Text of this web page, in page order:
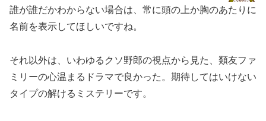
誰が誰だかわからない場合は、常に頭の上か胸のあたりに
名前を表示してほしいですね。
それ以外は、いわゆるクソ野郎の視点から見た、類友ファ
ミリーの心温まるドラマで良かった。期待してはいけない
タイプの解けるミステリーです。